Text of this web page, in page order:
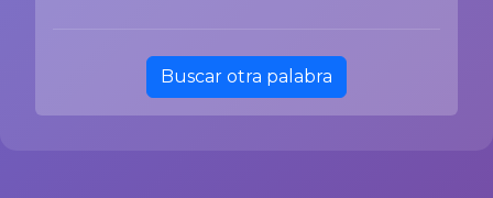
Buscar otra palabra